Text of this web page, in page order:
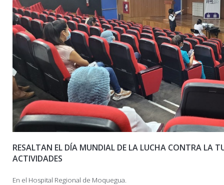
RESALTAN EL DÍA MUNDIAL DE LA LUCHA CONTRA LA
ACTIVIDADES
En el Hospital Regional de Moquegua.